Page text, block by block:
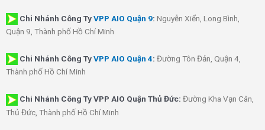
Chi Nhánh Công TyVPP AIO Quận 9: Nguyễn Xiển, Long Bình,
Quận 9, Thành phố Hồ Chí Minh
Chi Nhánh Công TyVPP AIO Quận 4: Đường Tôn Đản, Quận 4,
Thành phố Hồ Chí Minh
Chi Nhánh Công Ty VPP AIO Quận Thủ Đức: Đường Kha Vạn Cân,
Thủ Đức, Thành phố Hồ Chí Minh